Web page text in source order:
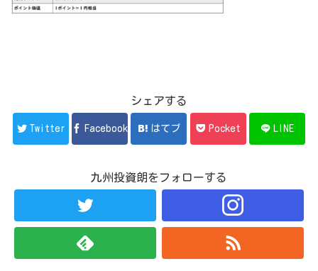
シェアする
Twitter Facebook はてブ Pocket LINE
九州投資朗をフォローする